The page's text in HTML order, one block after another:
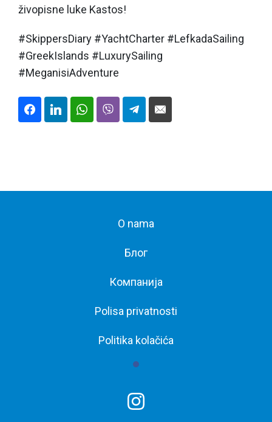
živopisne luke Kastos!
#SkippersDiary #YachtCharter #LefkadaSailing
#GreekIslands #LuxurySailing
#MeganisiAdventure
O nama
Блог
Компанија
Polisa privatnosti
Politika kolačića